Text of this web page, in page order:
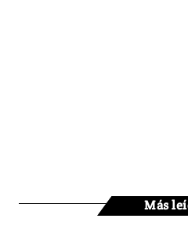
Más